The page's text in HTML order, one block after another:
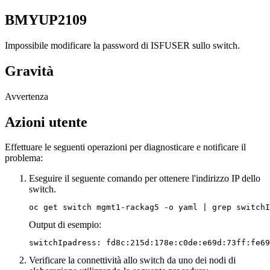
BMYUP2109
Impossibile modificare la password di ISFUSER sullo switch.
Gravità
Avvertenza
Azioni utente
Effettuare le seguenti operazioni per diagnosticare e notificare il
problema:
Eseguire il seguente comando per ottenere l'indirizzo IP dello
switch.
oc get switch mgmt1-rackag5 -o yaml | grep
Output di esempio:
switchIpadress:
Verificare la connettività allo switch da uno dei nodi di